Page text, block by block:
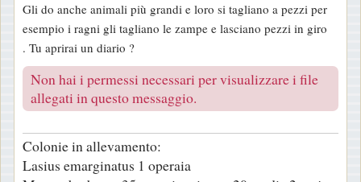
s
s
a
g
g
i
o
Gli do anche animali più grandi e loro si tagliano a pezzi per
esempio i ragni gli tagliano le zampe e lasciano pezzi in giro
. Tu aprirai un diario ?
Non hai i permessi necessari per visualizzare i file
allegati in questo messaggio.
Colonie in allevamento:
Lasius emarginatus 1 operaia